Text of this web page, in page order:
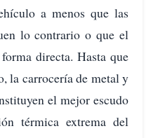
a menos que las
lo contrario o que el
directa. Hasta que
la carrocería de metal y
el mejor escudo
térmica extrema del